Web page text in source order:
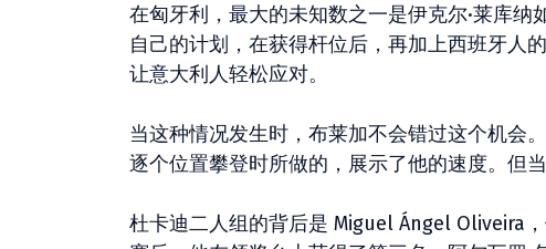
在匈牙利，最大的未知数之一是伊克尔·莱库
自己的计划，在获得杆位后，再加上西班牙人
让意大利人轻松应对。
当这种情况发生时，布莱加不会错过这个机会
逐个位置攀登时所做的，展示了他的速度。但
杜卡迪二人组的背后是 Miguel Ángel Oliveira